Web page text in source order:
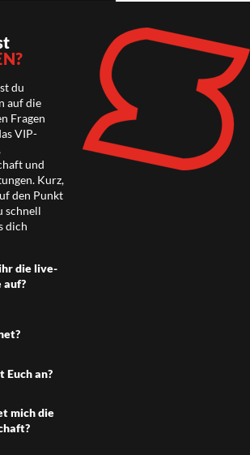
du
auf die
Fragen
VIP-
und
Kurz,
den Punkt
schnell
dich
die live-
auf?
Euch an?
mich die